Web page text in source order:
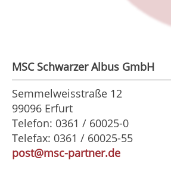
MSC Schwarzer Albus GmbH
Semmelweisstraße 12
99096 Erfurt
Telefon: 0361 / 60025-0
Telefax: 0361 / 60025-55
post@msc-partner.de